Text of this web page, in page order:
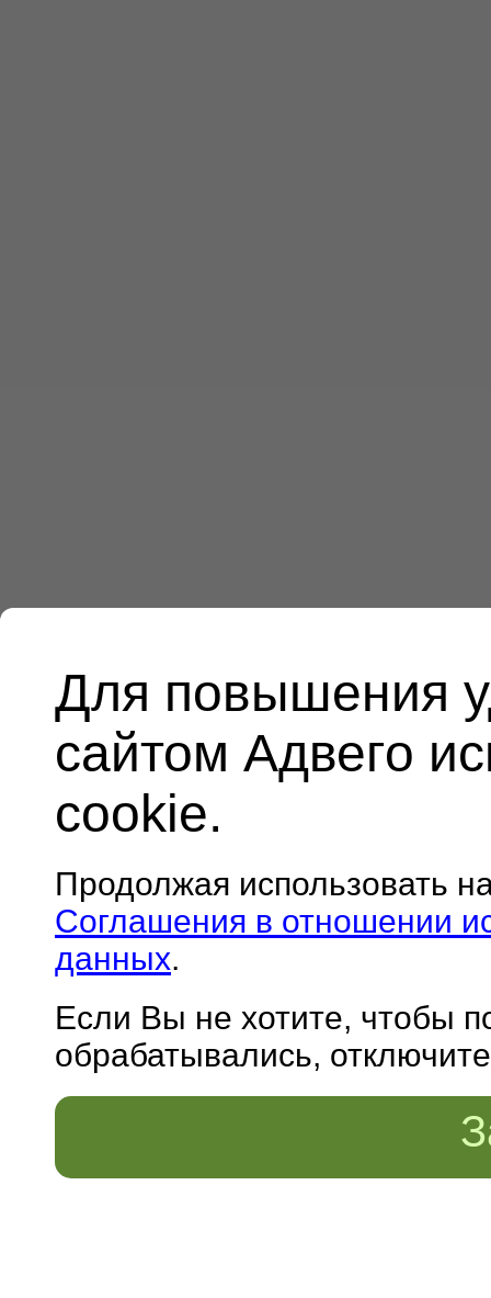
Для повышения
сайтом Адвего
cookie.
Продолжая использовать
Соглашения в отношении
данных.
Если Вы не хотите, чтобы
обрабатывались,